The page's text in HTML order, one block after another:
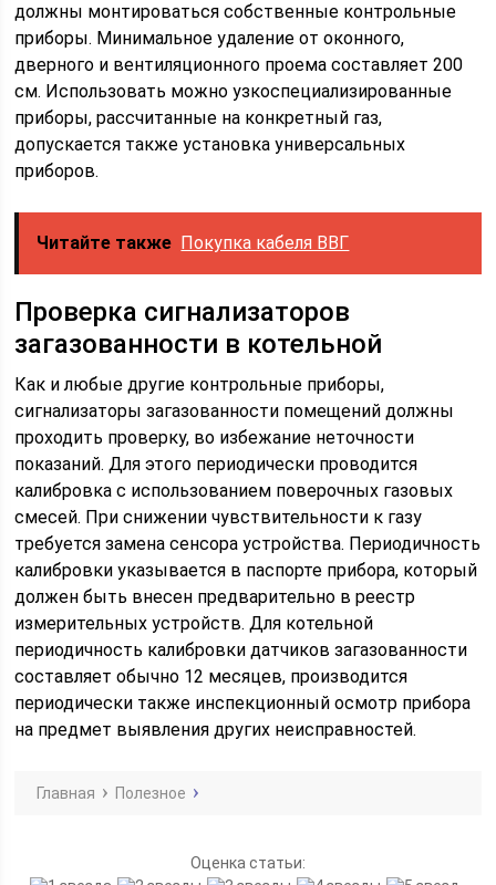
должны монтироваться собственные контрольные
приборы. Минимальное удаление от оконного,
дверного и вентиляционного проема составляет 200
см. Использовать можно узкоспециализированные
приборы, рассчитанные на конкретный газ,
допускается также установка универсальных
приборов.
Читайте также Покупка кабеля ВВГ
Проверка сигнализаторов
загазованности в котельной
Как и любые другие контрольные приборы,
сигнализаторы загазованности помещений должны
проходить проверку, во избежание неточности
показаний. Для этого периодически проводится
калибровка с использованием поверочных газовых
смесей. При снижении чувствительности к газу
требуется замена сенсора устройства. Периодичность
калибровки указывается в паспорте прибора, который
должен быть внесен предварительно в реестр
измерительных устройств. Для котельной
периодичность калибровки датчиков загазованности
составляет обычно 12 месяцев, производится
периодически также инспекционный осмотр прибора
на предмет выявления других неисправностей.
Главная Полезное
Оценка статьи: